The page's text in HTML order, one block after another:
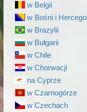
w Belgii
w Bośni i
w Brazylii
w Bułgarii
w Chile
w Chorwacji
na Cyprze
w Czarnogórze
w Czechach